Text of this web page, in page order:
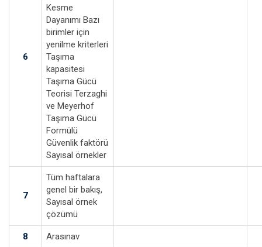
6
Kesme
Dayanımı Bazı
birimler için
yenilme kriterleri
Taşıma
kapasitesi
Taşıma Gücü
Teorisi Terzaghi
ve Meyerhof
Taşıma Gücü
Formülü
Güvenlik faktörü
Sayısal örnekler
7
Tüm haftalara
genel bir bakış,
Sayısal örnek
çözümü
8 Arasınav